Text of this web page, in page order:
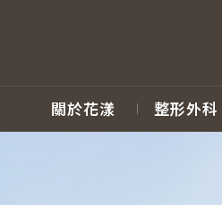
關於花漾 整形外科